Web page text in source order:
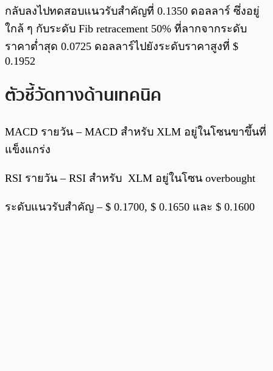
กลับลงไปทดสอบแนวรับสำคัญที่ 0.1350 ดอลลาร์ ซึ่งอยู่
ใกล้ ๆ กับระดับ Fib retracement 50% ที่ลากจากระดับ
ราคาต่ำสุด 0.0725 ดอลลาร์ไปยังระดับราคาสูงที่ $
0.1952
ตัวชี้วัดทางด้านเทคนิค
MACD รายวัน – MACD สำหรับ XLM อยู่ในโซนขาขึ้นที่
แข็งแกร่ง
RSI รายวัน – RSI สำหรับ XLM อยู่ในโซน overbought
ระดับแนวรับสำคัญ – $ 0.1700, $ 0.1650 และ $ 0.1600